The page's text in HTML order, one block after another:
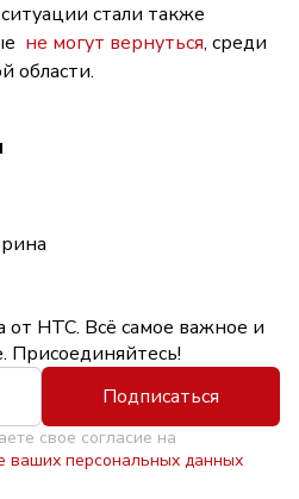
стали также
не могут вернуться, среди
области.
от НТС. Всё самое важное и
Присоединяйтесь!
Подписаться
свое согласие на
ваших персональных данных